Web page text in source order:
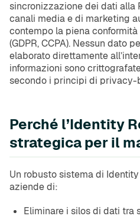
sincronizzazione dei dati alla
canali media e di marketing
contempo la piena
(GDPR, CCPA). Nessun dato
elaborato direttamente
informazioni sono
secondo i principi di privacy-
Perché l’Identity
strategica per il
Un robusto sistema di
aziende di:
Eliminare i silos di dati tra